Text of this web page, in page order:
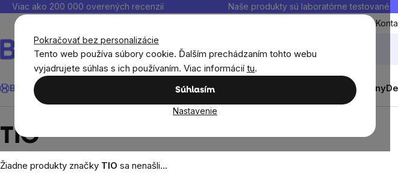
Pokračovať bez personalizácie
Tento web používa súbory cookie. Ďalším prechádzaním tohto webu
vyjadrujete súhlas s ich používaním. Viac informácií tu.
Súhlasím
Nastavenie
PrejsťViac ako 200 000 overených recenzií Naše produkty sú laboratórne testované
Doprava a platba
Hľadať
BrainMax® Výživové doplnky Muži Ženy
TIO
Žiadne produkty značky TIO sa nenašli...